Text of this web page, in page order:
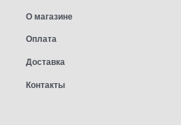
О магазине
Оплата
Доставка
Контакты